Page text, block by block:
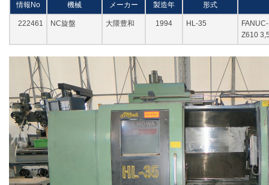
情報No 機械 メーカー 製造年 形式
222461 NC旋盤 大隈豊和 1994 HL-35
Z610